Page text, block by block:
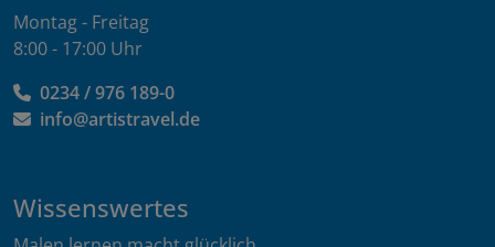
Montag - Freitag
8:00 - 17:00 Uhr
0234 / 976 189-0
info@artistravel.de
Wissenswertes